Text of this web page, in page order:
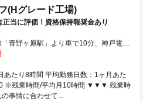
(Hグレード工場)
当に評価！資格保持報奨金あり
青野ヶ原駅」より車で10分、神戸電鉄
あたり8時間 平均勤務日数：1ヶ月あた
※残業時間/平均月10時間 ▼▼▼ 残業時
情に合わせて...